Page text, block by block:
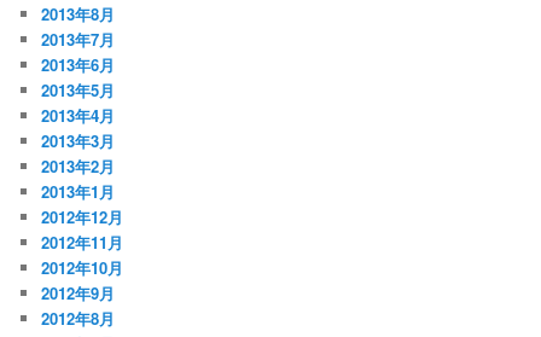
2013年8月
2013年7月
2013年6月
2013年5月
2013年4月
2013年3月
2013年2月
2013年1月
2012年12月
2012年11月
2012年10月
2012年9月
2012年8月